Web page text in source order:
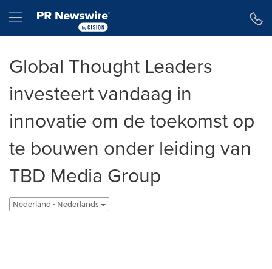
Hamburger menu
Global Thought Leaders
investeert vandaag in
innovatie om de toekomst op
te bouwen onder leiding van
TBD Media Group
Nederland - Nederlands